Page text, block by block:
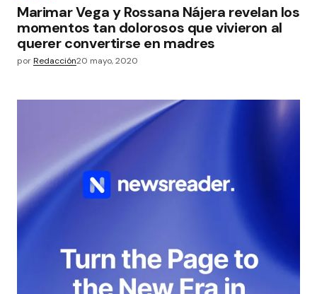
Marimar Vega y Rossana Nájera revelan los
momentos tan dolorosos que vivieron al
querer convertirse en madres
porRedacción20 mayo, 2020